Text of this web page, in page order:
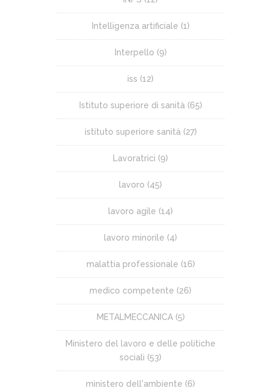
Intelligenza artificiale (1)
Interpello (9)
iss (12)
Istituto superiore di sanità (65)
istituto superiore sanità (27)
Lavoratrici (9)
lavoro (45)
lavoro agile (14)
lavoro minorile (4)
malattia professionale (16)
medico competente (26)
METALMECCANICA(5)
Ministero del lavoro e delle politiche
sociali (53)
ministero dell'ambiente (6)